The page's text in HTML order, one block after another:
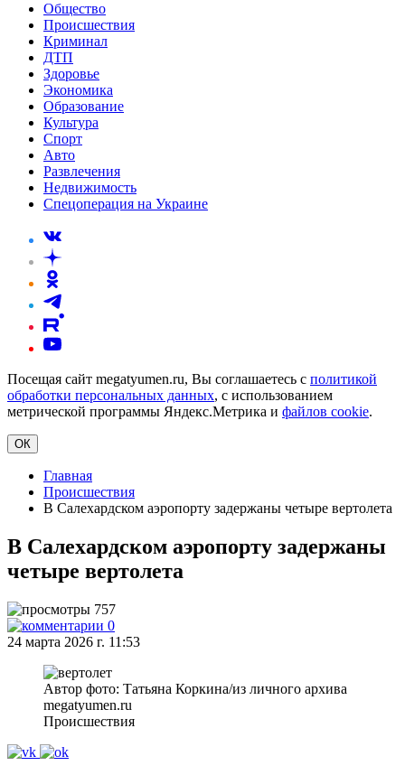
Общество
Происшествия
Криминал
ДТП
Здоровье
Экономика
Образование
Культура
Спорт
Авто
Развлечения
Недвижимость
Спецоперация на Украине
Посещая сайт megatyumen.ru, Вы соглашаетесь с политикой
обработки персональных данных, с использованием
метрической программы Яндекс.Метрика и файлов cookie.
ОК
Главная
Происшествия
В Салехардском аэропорту задержаны четыре вертолета
В Салехардском аэропорту задержаны
четыре вертолета
757
0
24 марта 2026 г. 11:53
Автор фото: Татьяна Коркина/из личного архива
megatyumen.ru
Происшествия